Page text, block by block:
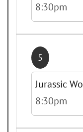
8:30pm
5
Jurassic
8:30pm